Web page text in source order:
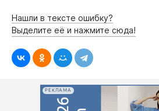
Нашли в тексте ошибку?
Выделите её и нажмите сюда!
РЕКЛАМА